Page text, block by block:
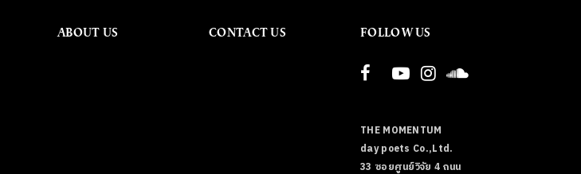
ABOUT US CONTACT US FOLLOW US
THE MOMENTUM
day poets Co.,Ltd.
33 ซอยศูนย์วิจัย 4 ถนน